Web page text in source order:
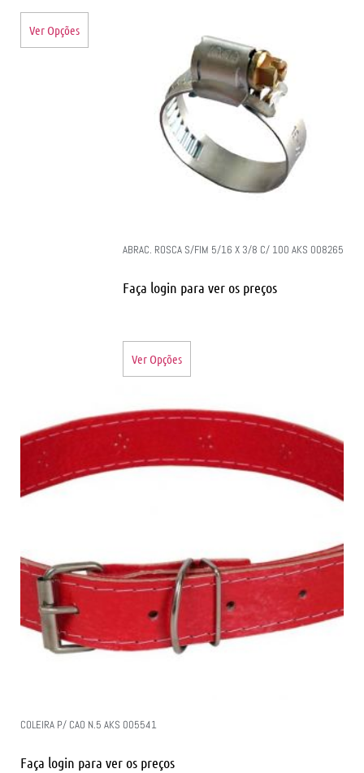
Ver Opções
ABRAC. ROSCA S/FIM 5/16 X 3/8 C/ 100 AKS 008265
Faça login para ver os preços
Ver Opções
COLEIRA P/ CAO N.5 AKS 005541
Faça login para ver os preços